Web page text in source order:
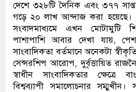
দেশে ৩২৮টি দৈনিক এবং ৩৭৭
গড়ে ২০ লাখ আন্দাজ করা
সংবাদমাধ্যমে এখন মোটামুটি
পাশাপাশি আবার দেখা যায়,
সাংবাদিকতা বর্তমানে অনেকটা
সেন্সরশিপ আরোপ, দুর্বৃত্তায়িত
স্বাধীন সাংবাদিকতার ক্ষেত্রে
বিশ্বব্যাপী সমালোচনার সম্মুখীন।